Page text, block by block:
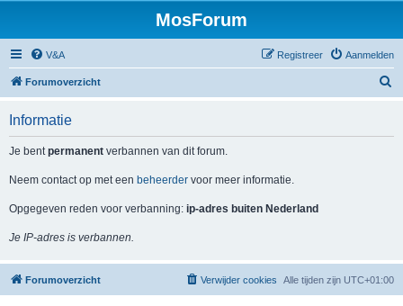
MosForum
V&A Aanmelden
Registreer
Forumoverzicht
Informatie
Je bentpermanent verbannen van dit forum.
Neem contact op met een beheerder voor meer informatie.
Opgegeven reden voor verbanning: ip-adres buiten Nederland
Je IP-adres is verbannen.
Forumoverzicht Alle tijden zijn UTC+01:00
Verwijder cookies